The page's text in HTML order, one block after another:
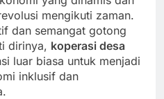
mengikuti zaman.
dan semangat gotong
dirinya, koperasi desa
luar biasa untuk menjadi
inklusif dan